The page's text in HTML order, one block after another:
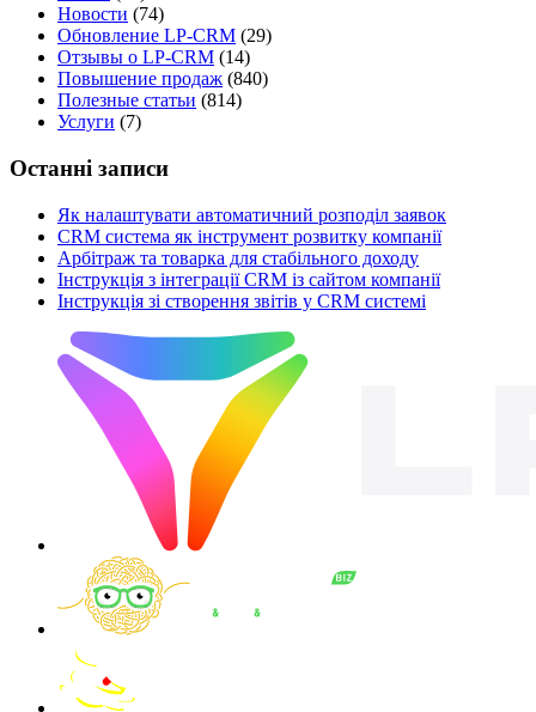
Новости (74)
Обновление LP-CRM (29)
Отзывы о LP-CRM (14)
Повышение продаж (840)
Полезные статьи (814)
Услуги (7)
Останні записи
Як налаштувати автоматичний розподіл заявок
CRM система як інструмент розвитку компанії
Арбітраж та товарка для стабільного доходу
Інструкція з інтеграції CRM із сайтом компанії
Інструкція зі створення звітів у CRM системі